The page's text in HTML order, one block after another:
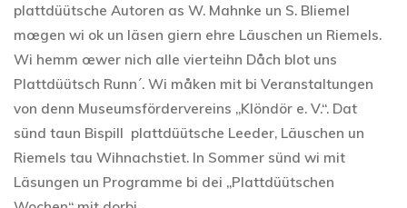
plattdüütsche Autoren as W. Mahnke un S. Bliemel
mœgen wi ok un läsen giern ehre Läuschen un Riemels.
Wi hemm œwer nich alle vierteihn Dåch blot uns
Plattdüütsch Runn´. Wi måken mit bi Veranstaltungen
von denn Museumsfördervereins „Klöndör e. V.“. Dat
sünd taun Bispill plattdüütsche Leeder, Läuschen un
Riemels tau Wihnachstiet. In Sommer sünd wi mit
Läsungen un Programme bi dei „Plattdüütschen